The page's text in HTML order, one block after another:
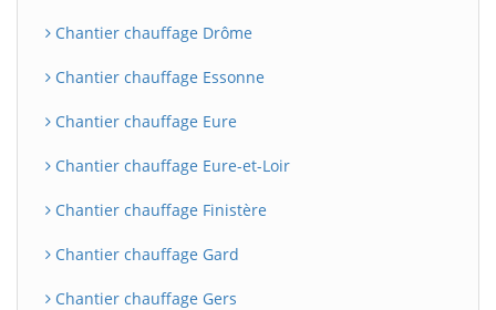
Chantier chauffage Drôme
Chantier chauffage Essonne
Chantier chauffage Eure
Chantier chauffage Eure-et-Loir
Chantier chauffage Finistère
Chantier chauffage Gard
Chantier chauffage Gers